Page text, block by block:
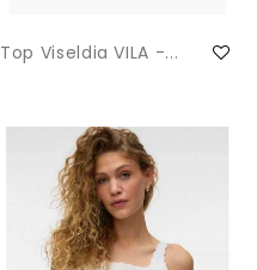
Top Viseldia VILA -...